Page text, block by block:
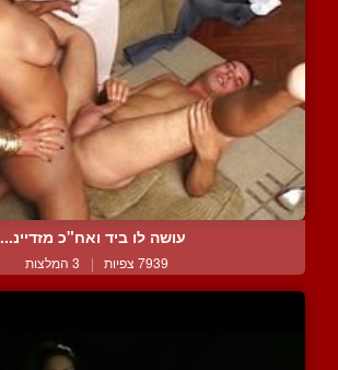
עושה לו ביד ואח"כ מזדיינ...
7939 צפיות | 3 המלצות